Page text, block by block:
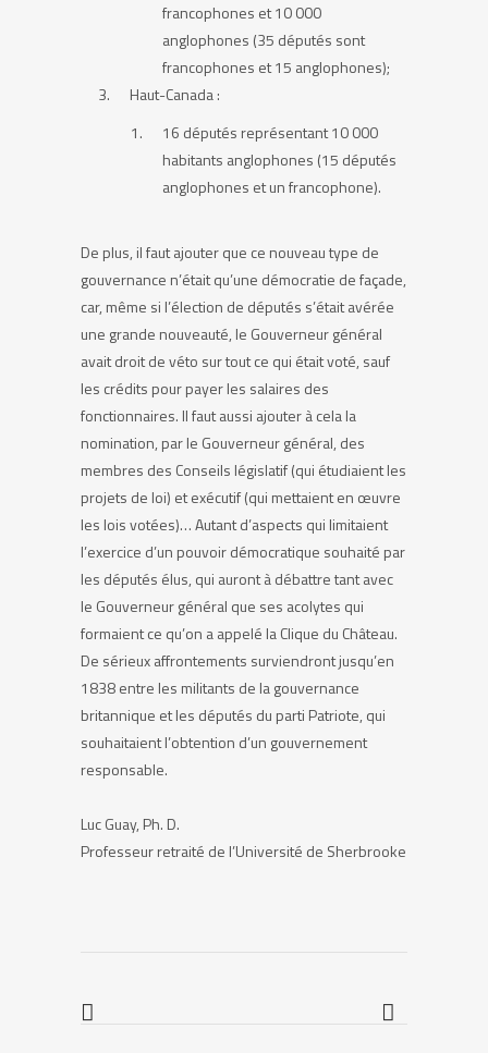
francophones et 10 000
anglophones (35 députés sont
francophones et 15 anglophones);
Haut-Canada :
16 députés représentant 10 000
habitants anglophones (15 députés
anglophones et un francophone).
De plus, il faut ajouter que ce nouveau type de
gouvernance n’était qu’une démocratie de façade,
car, même si l’élection de députés s’était avérée
une grande nouveauté, le Gouverneur général
avait droit de véto sur tout ce qui était voté, sauf
les crédits pour payer les salaires des
fonctionnaires. Il faut aussi ajouter à cela la
nomination, par le Gouverneur général, des
membres des Conseils législatif (qui étudiaient les
projets de loi) et exécutif (qui mettaient en œuvre
les lois votées)… Autant d’aspects qui limitaient
l’exercice d’un pouvoir démocratique souhaité par
les députés élus, qui auront à débattre tant avec
le Gouverneur général que ses acolytes qui
formaient ce qu’on a appelé la Clique du Château.
De sérieux affrontements surviendront jusqu’en
1838 entre les militants de la gouvernance
britannique et les députés du parti Patriote, qui
souhaitaient l’obtention d’un gouvernement
responsable.
Luc Guay, Ph. D.
Professeur retraité de l’Université de Sherbrooke